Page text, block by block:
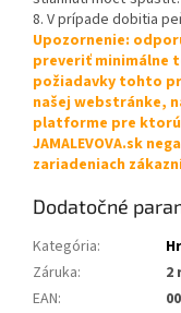
8. V prípade dobitia
Upozornenie:
preveriť minimálne
požiadavky tohto
našej webstránke,
platforme pre ktorú
JAMALEVOVA.sk
zariadeniach
Dodatočné
Kategória:
Záruka:
2
EAN: